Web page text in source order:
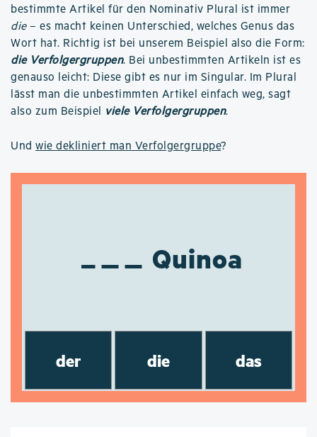
bestimmte Artikel für den Nominativ Plural ist immer
die– es macht keinen Unterschied, welches Genus das
Wort hat. Richtig ist bei unserem Beispiel also die Form:
die Verfolgergruppen. Bei unbestimmten Artikeln ist es
genauso leicht: Diese gibt es nur im Singular. Im Plural
lässt man die unbestimmten Artikel einfach weg, sagt
also zum Beispiel viele Verfolgergruppen.
Und wie dekliniert man Verfolgergruppe?
Quinoa
der die das